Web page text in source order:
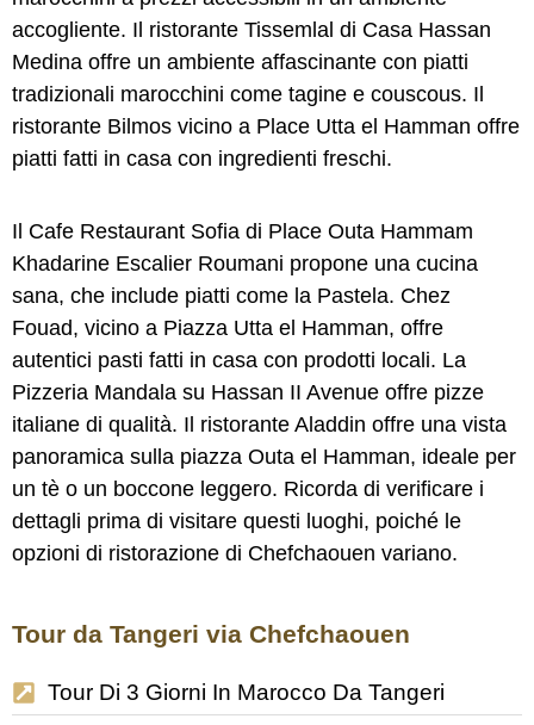
accogliente. Il ristorante Tissemlal di Casa Hassan
Medina offre un ambiente affascinante con piatti
tradizionali marocchini come tagine e couscous. Il
ristorante Bilmos vicino a Place Utta el Hamman offre
piatti fatti in casa con ingredienti freschi.
Il Cafe Restaurant Sofia di Place Outa Hammam
Khadarine Escalier Roumani propone una cucina
sana, che include piatti come la Pastela. Chez
Fouad, vicino a Piazza Utta el Hamman, offre
autentici pasti fatti in casa con prodotti locali. La
Pizzeria Mandala su Hassan II Avenue offre pizze
italiane di qualità. Il ristorante Aladdin offre una vista
panoramica sulla piazza Outa el Hamman, ideale per
un tè o un boccone leggero. Ricorda di verificare i
dettagli prima di visitare questi luoghi, poiché le
opzioni di ristorazione di Chefchaouen variano.
Tour da Tangeri via Chefchaouen
Tour Di 3 Giorni In Marocco Da Tangeri